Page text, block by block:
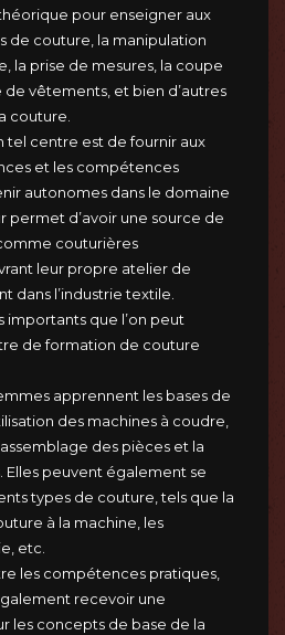
pour enseigner aux
de couture, la manipulation
la prise de mesures, la coupe
de vêtements, et bien d’autres
couture.
tel centre est de fournir aux
et les compétences
autonomes dans le domaine
permet d’avoir une source de
couturières
leur propre atelier de
dans l’industrie textile.
importants que l’on peut
de formation de couture
apprennent les bases de
des machines à coudre,
des pièces et la
peuvent également se
types de couture, tels que la
à la machine, les
etc.
les compétences pratiques,
recevoir une
les concepts de base de la